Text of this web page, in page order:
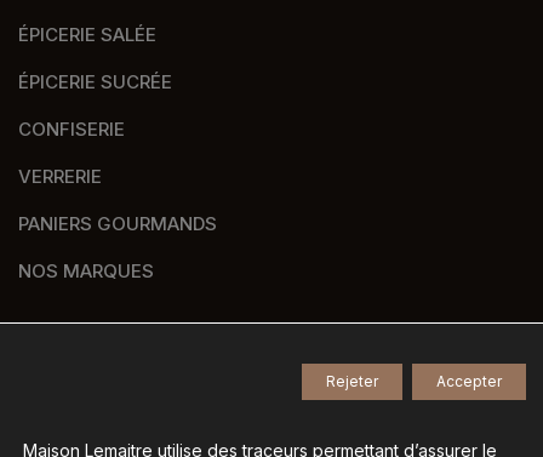
ÉPICERIE SALÉE
ÉPICERIE SUCRÉE
CONFISERIE
VERRERIE
PANIERS GOURMANDS
NOS MARQUES
Tous droits réservés -
Mentions légales-
Maison Lemaitre utilise des traceurs permettant d’assurer le
Accepter
Rejeter